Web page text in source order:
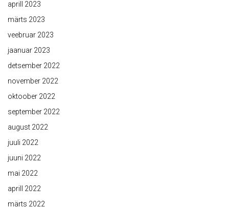
aprill 2023
märts 2023
veebruar 2023
jaanuar 2023
detsember 2022
november 2022
oktoober 2022
september 2022
august 2022
juuli 2022
juuni 2022
mai 2022
aprill 2022
märts 2022